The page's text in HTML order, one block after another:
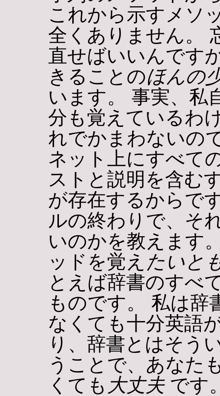
これから示すメソ
全くありません。
直せばいいんです
きることのほんの
います。 事実、私
分も覚えているわ
れでかまわないの
ネット上にすべて
ストと説明を含む
が存在するからで
ルの終わりで、そ
いのかを教えます
ッドを覚え たいと
とえば辞書のすべ
ものです。 私は辞
なくても十分英語
り、辞書とはそう
うことで、あなた
くても 大丈夫です